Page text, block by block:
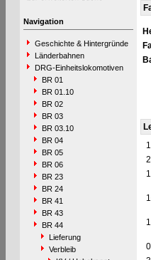
Navigation
Geschichte & Hintergründe
Länderbahnen
DRG-Einheitslokomotiven
BR 01
BR 01.10
BR 02
BR 03
BR 03.10
BR 04
BR 05
BR 06
BR 23
BR 24
BR 41
BR 43
BR 44
Lieferung
Verbleib